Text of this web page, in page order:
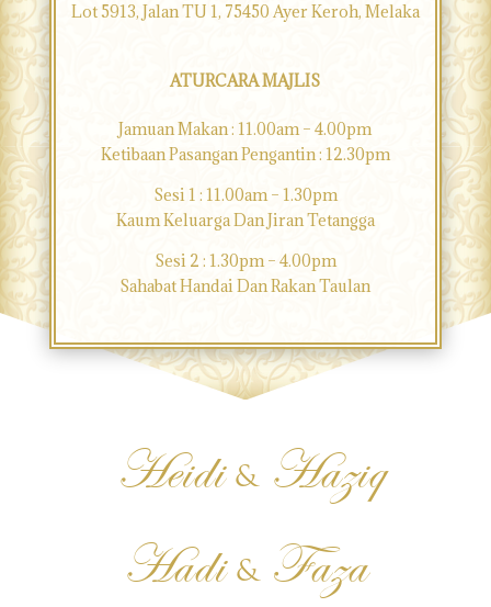
Lot 5913, Jalan TU 1, 75450 Ayer Keroh, Melaka
ATURCARA MAJLIS
Jamuan Makan : 11.00am – 4.00pm
Ketibaan Pasangan Pengantin : 12.30pm
Sesi 1 : 11.00am – 1.30pm
Kaum Keluarga Dan Jiran Tetangga
Sesi 2 : 1.30pm – 4.00pm
Sahabat Handai Dan Rakan Taulan
Heidi &Haziq
Hadi &Faza